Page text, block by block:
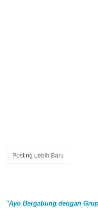
Posting Lebih Baru
"Ayo Bergabung dengan